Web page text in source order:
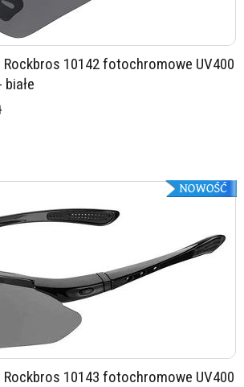
10142 fotochromowe UV400
10143 fotochromowe UV400